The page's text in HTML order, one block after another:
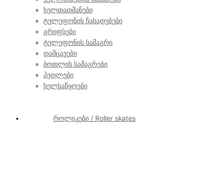
ხელთათმანები
ტელეფონის ჩასადებები
გრიფსები
ტელეფონის სამაგრი
დამცავები
ბოთლის სამაგრები
პედლები
ხელსაწყოები
როლიკები / Roller skates